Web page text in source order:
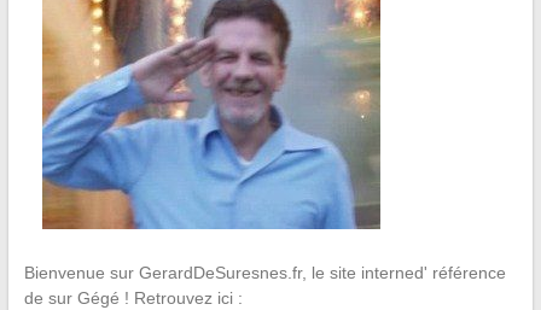
Bienvenue sur GerardDeSuresnes.fr, le site interned' référence
de sur Gégé ! Retrouvez ici :